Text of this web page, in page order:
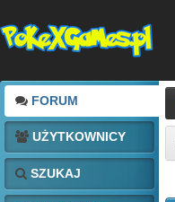
FORUM
UŻYTKOWNICY
SZUKAJ